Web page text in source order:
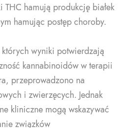
THC hamują produkcję białek
hamując postęp choroby.
wyniki potwierdzają
kannabinoidów w terapii
przeprowadzono na
i zwierzęcych. Jednak
kliniczne mogą wskazywać
związków